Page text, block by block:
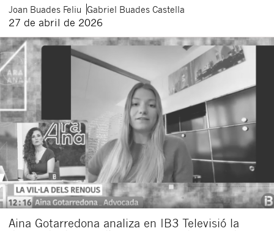
Joan Buades Feliu Gabriel Buades Castella
27 de abril de 2026
Aina Gotarredona analiza en IB3 Televisió la